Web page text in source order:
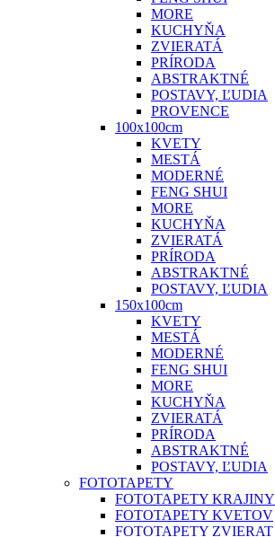
MORE
KUCHYŇA
ZVIERATÁ
PRÍRODA
ABSTRAKTNÉ
POSTAVY, ĽUDIA
PROVENCE
100x100cm
KVETY
MESTÁ
MODERNÉ
FENG SHUI
MORE
KUCHYŇA
ZVIERATÁ
PRÍRODA
ABSTRAKTNÉ
POSTAVY, ĽUDIA
150x100cm
KVETY
MESTÁ
MODERNÉ
FENG SHUI
MORE
KUCHYŇA
ZVIERATÁ
PRÍRODA
ABSTRAKTNÉ
POSTAVY, ĽUDIA
FOTOTAPETY
FOTOTAPETY KRAJINY
FOTOTAPETY KVETOV
FOTOTAPETY ZVIERAT